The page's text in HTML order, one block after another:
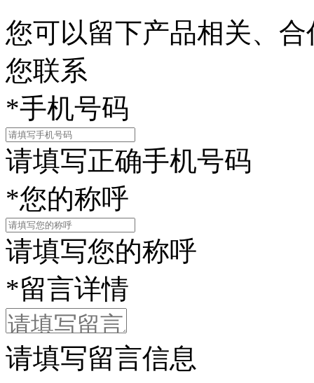
您可以留下产品相关、
您联系
*手机号码
请填写正确手机号码
*您的称呼
请填写您的称呼
*留言详情
请填写留言信息